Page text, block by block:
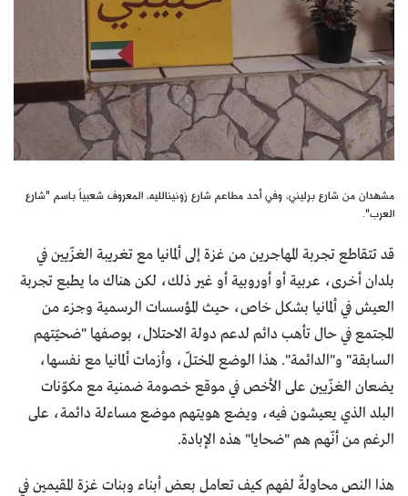
مشهدان من شارع برليني، وفي أحد مطاعم شارع زونينالليه، المعروف شعبياً باسم "شارع
العرب".
قد تتقاطع تجربة المهاجرين من غزة إلى ألمانيا مع تغريبة الغزّيين في
بلدان أخرى، عربية أو أوروبية أو غير ذلك، لكن هناك ما يطبع تجربة
العيش في ألمانيا بشكل خاص، حيث المؤسسات الرسمية وجزء من
المجتمع في حال تأهب دائم لدعم دولة الاحتلال، بوصفها "ضحيّتهم
السابقة" و"الدائمة". هذا الوضع المختلّ، وأزمات ألمانيا مع نفسها،
يضعان الغزّيين على الأخص في موقع خصومة ضمنية مع مكوّنات
البلد الذي يعيشون فيه، ويضع هويتهم موضع مساءلة دائمة، على
الرغم من أنّهم هم "ضحايا" هذه الإبادة.
هذا النص محاولةٌ لفهم كيف تعامل بعض أبناء وبنات غزة المقيمين في